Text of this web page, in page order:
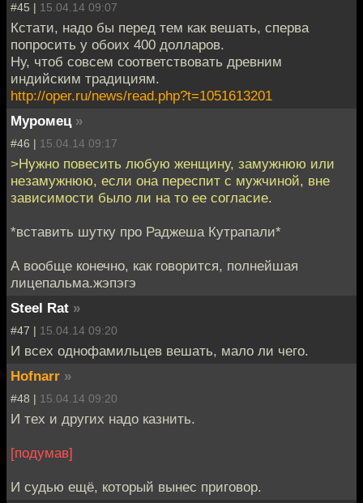
#45 | 15.04.14 09:07
Кстати, надо бы перед тем как вешать, сперва
попросить у обоих 400 долларов.
Ну, чтоб совсем соответствовать древним
индийским традициям.
http://oper.ru/news/read.php?t=1051613201
Муромец »
#46 | 15.04.14 09:17
>Нужно повесить любую женщину, замужнюю или
незамужнюю, если она переспит с мужчиной, вне
зависимости было ли на то ее согласие.
*вставить шутку про Раджеша Кутрапали*
А вообще конечно, как говорится, полнейшая
лицепальма.жэпэгэ
Steel Rat »
#47 | 15.04.14 09:20
И всех однофамильцев вешать, мало ли чего.
Hofnarr »
#48 | 15.04.14 09:20
И тех и других надо казнить.
[подумав]
И судью ещё, который вынес приговор.